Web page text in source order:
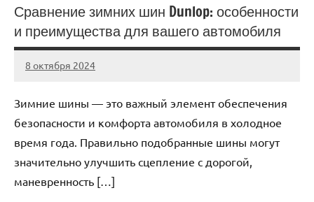
Сравнение зимних шин Dunlop: особенности
и преимущества для вашего автомобиля
8 октября 2024
Avtor
Нет
Зимние шины — это важный элемент обеспечения
безопасности и комфорта автомобиля в холодное
время года. Правильно подобранные шины могут
значительно улучшить сцепление с дорогой,
маневренность […]